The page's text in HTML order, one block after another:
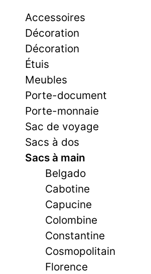
Accessoires
Décoration
Décoration
Étuis
Meubles
Porte-document
Porte-monnaie
Sac de voyage
Sacs à dos
Sacs à main
Belgado
Cabotine
Capucine
Colombine
Constantine
Cosmopolitain
Florence